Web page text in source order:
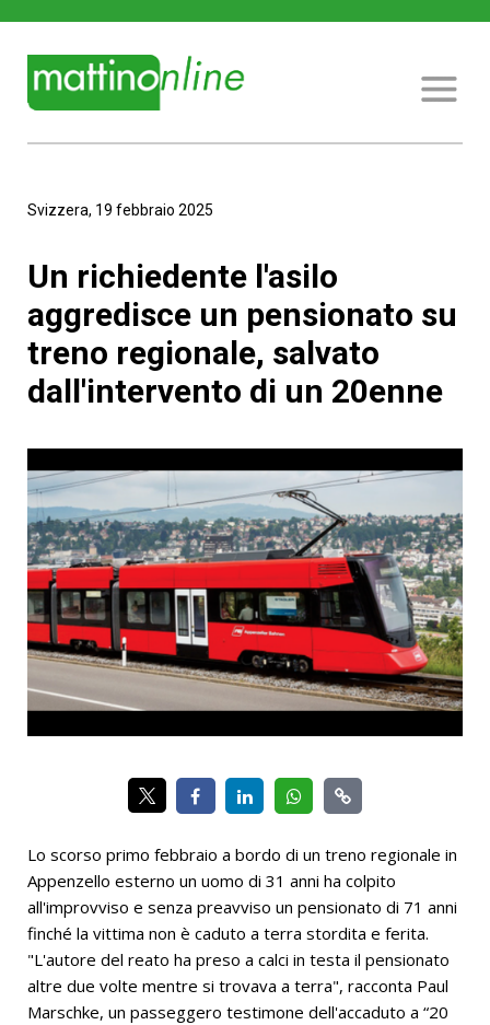
Svizzera, 19 febbraio 2025
Un richiedente l'asilo
aggredisce un pensionato su
treno regionale, salvato
dall'intervento di un 20enne
Lo scorso primo febbraio a bordo di un treno regionale in
Appenzello esterno un uomo di 31 anni ha colpito
all'improvviso e senza preavviso un pensionato di 71 anni
finché la vittima non è caduto a terra stordita e ferita.
"L'autore del reato ha preso a calci in testa il pensionato
altre due volte mentre si trovava a terra", racconta Paul
Marschke, un passeggero testimone dell'accaduto a “20